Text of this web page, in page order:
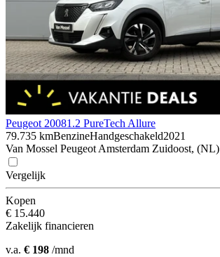
Peugeot 20081.2 PureTech Allure
79.735 kmBenzineHandgeschakeld2021
Van Mossel Peugeot Amsterdam Zuidoost, (NL)
Vergelijk
Kopen
€ 15.440
Zakelijk financieren
v.a. € 198 /mnd